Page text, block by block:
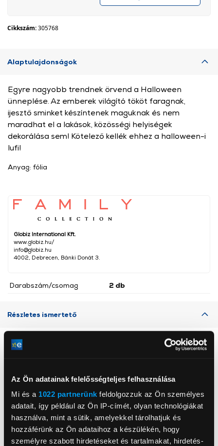
Az Ön adatainak felelősségteljes felhasználása
Mi és a 1022 partnerünk feldolgozzuk az Ön személyes
adatait, így például az Ön IP-címét, olyan technológiákat
használva, mint a sütik, amelyekkel tárolhatjuk és
hozzáférünk az Ön adataihoz a készülékén, hogy
személyre szabott hirdetéseket és tartalmakat, hirdetés-
Cikkszám:305768
Alaptulajdonságok
Globiz International Kft.
www.globiz.hu/
info@globiz.hu
4002, Debrecen, Bánki Donát 3.
Darabszám/csomag 2 db
Egyre nagyobb trendnek örvend a Halloween
ünneplése. Az emberek világító tököt faragnak,
ijesztő sminket készíntenek maguknak és nem
maradhat el a lakások, közösségi helyiségek
dekorálása sem! Kötelező kellék ehhez a halloween-i
lufi!
Anyag: fólia
Részletes ismertető